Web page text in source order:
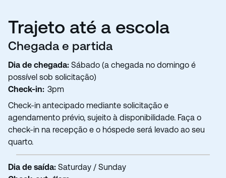
Trajeto até a escola
Chegada e partida
Dia de chegada: Sábado (a chegada no domingo é
possível sob solicitação)
Check-in: 3pm
Check-in antecipado mediante solicitação e
agendamento prévio, sujeito à disponibilidade. Faça o
check-in na recepção e o hóspede será levado ao seu
quarto.
Dia de saída: Saturday / Sunday